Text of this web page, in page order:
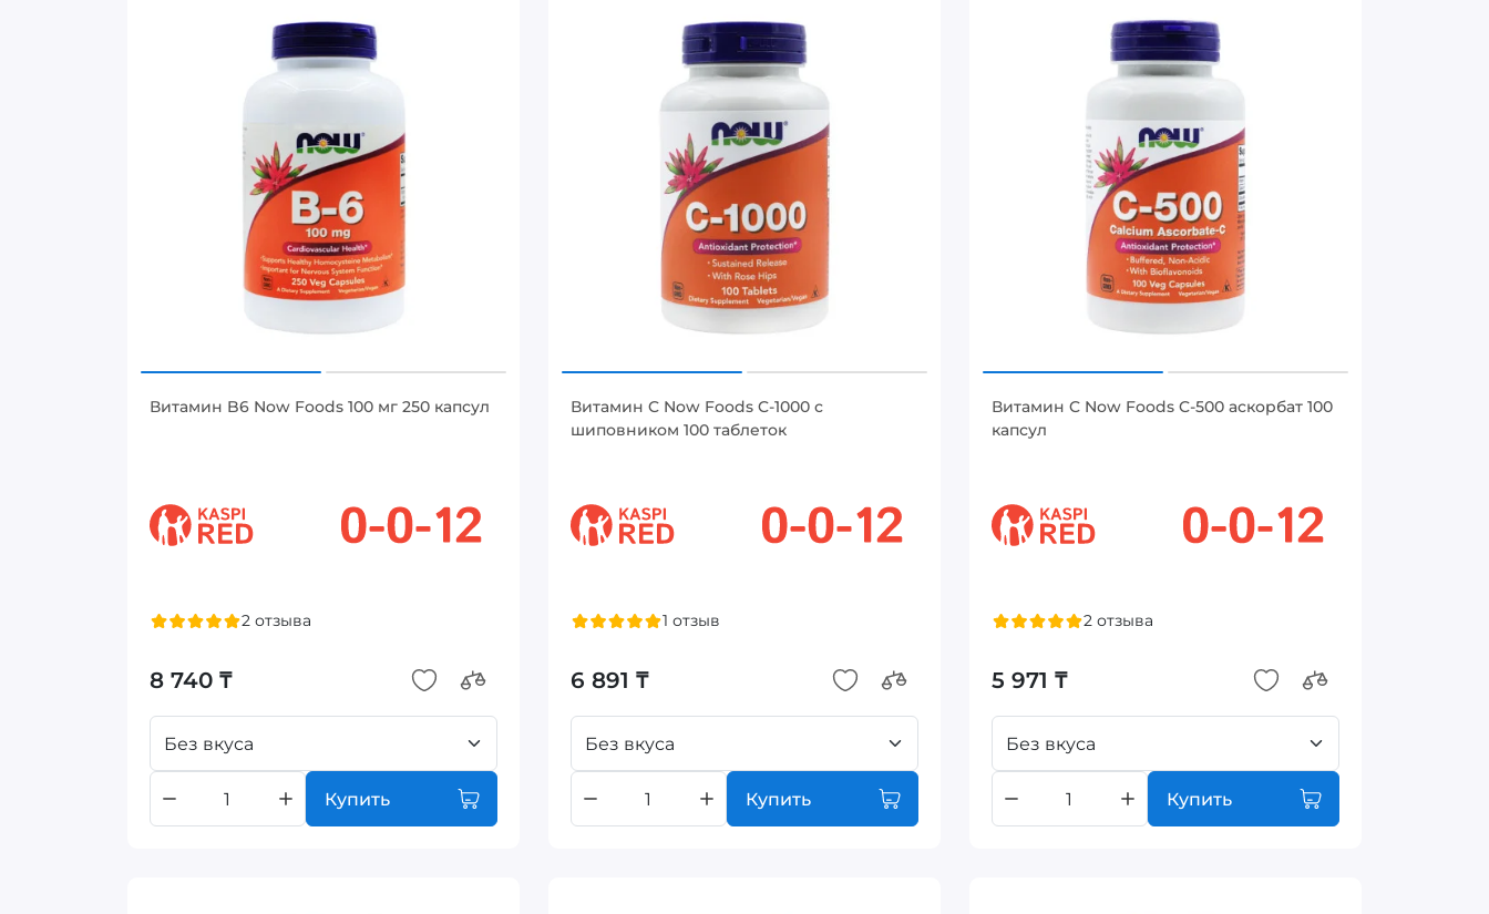
Витамин B6 Now Foods 100 мг 250 капсул
2 отзыва
8 740 ₸
Без вкуса
Купить
Витамин C Now Foods C-1000 с
шиповником 100 таблеток
1 отзыв
6 891 ₸
Без вкуса
Купить
Витамин C Now Foods C-500 аскорбат 100
капсул
2 отзыва
5 971 ₸
Без вкуса
Купить